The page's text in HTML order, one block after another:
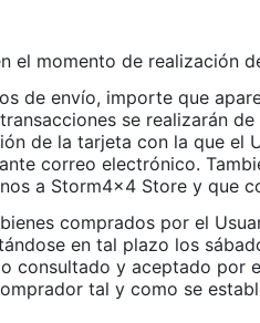
el momento de realización
de envío, importe que
se realizarán
de la tarjeta con la que el
correo electrónico.
a Storm4x4 Store y que
comprados por el
en tal plazo los
consultado y aceptado por
tal y como se